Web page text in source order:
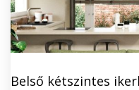
Belső kétszintes